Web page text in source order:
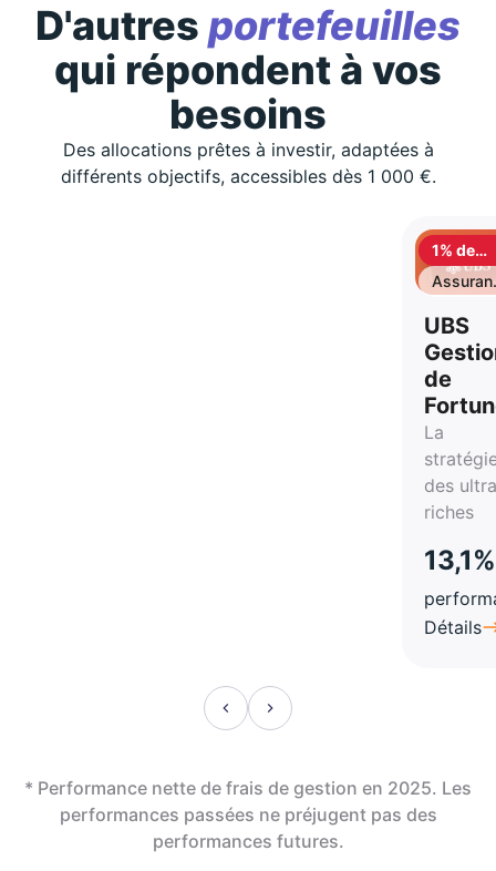
D'autres portefeuilles
qui répondent à vos
besoins
Des allocations prêtes à investir, adaptées à
différents objectifs, accessibles dès 1 000 €.
1% de
UBS
de
La
des
riches
13,1%
Détails
* Performance nette de frais de gestion en 2025. Les
performances passées ne préjugent pas des
performances futures.